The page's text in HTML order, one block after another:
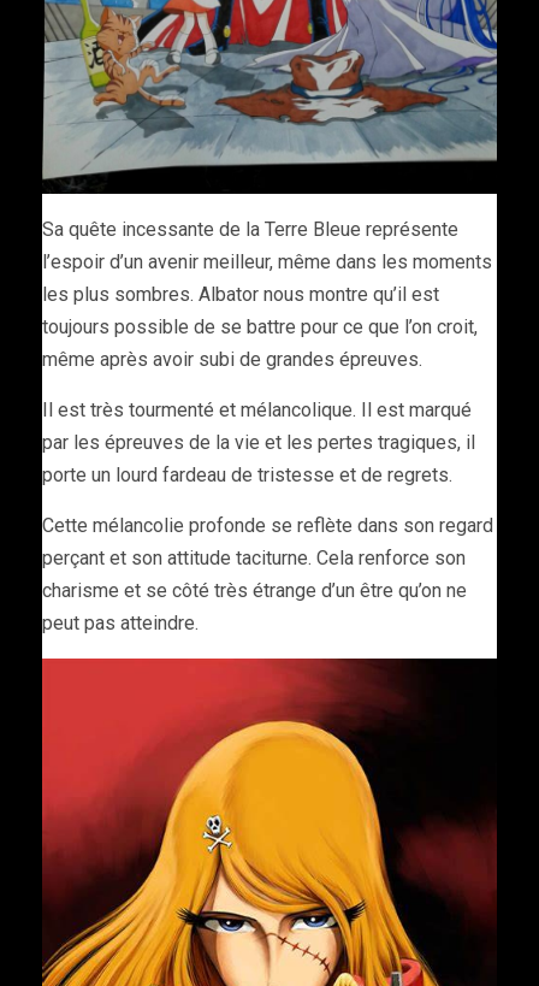
Sa quête incessante de la Terre Bleue représente
l’espoir d’un avenir meilleur, même dans les moments
les plus sombres. Albator nous montre qu’il est
toujours possible de se battre pour ce que l’on croit,
même après avoir subi de grandes épreuves.
Il est très tourmenté et mélancolique. Il est marqué
par les épreuves de la vie et les pertes tragiques, il
porte un lourd fardeau de tristesse et de regrets.
Cette mélancolie profonde se reflète dans son regard
perçant et son attitude taciturne. Cela renforce son
charisme et se côté très étrange d’un être qu’on ne
peut pas atteindre.